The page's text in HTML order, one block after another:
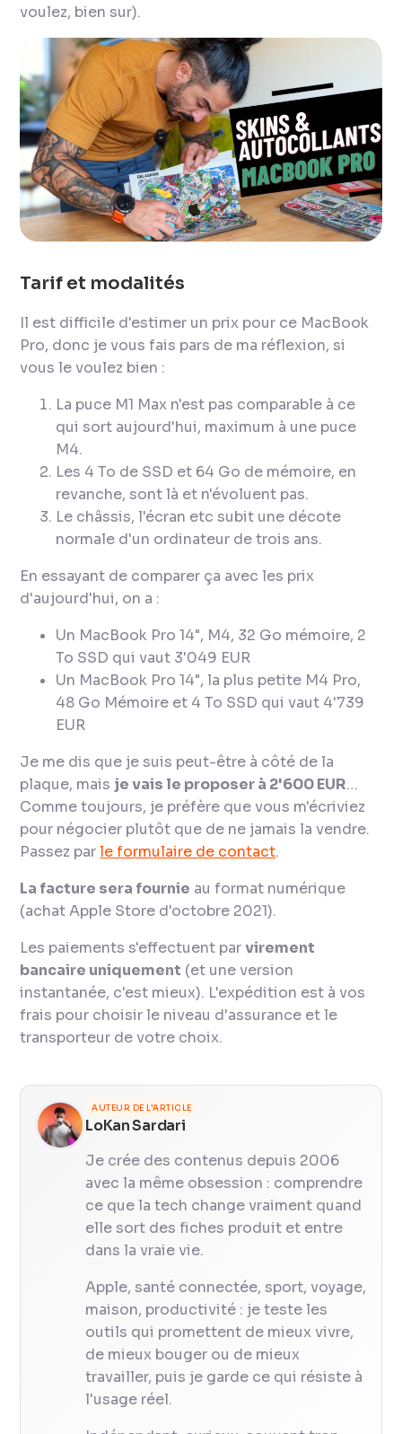
voulez, bien sur).
Tarif et modalités
Il est difficile d'estimer un prix pour ce MacBook
Pro, donc je vous fais pars de ma réflexion, si
vous le voulez bien :
La puce M1 Max n'est pas comparable à ce
qui sort aujourd'hui, maximum à une puce
M4.
Les 4 To de SSD et 64 Go de mémoire, en
revanche, sont là et n'évoluent pas.
Le châssis, l'écran etc subit une décote
normale d'un ordinateur de trois ans.
En essayant de comparer ça avec les prix
d'aujourd'hui, on a :
Un MacBook Pro 14", M4, 32 Go mémoire, 2
To SSD qui vaut 3'049 EUR
Un MacBook Pro 14", la plus petite M4 Pro,
48 Go Mémoire et 4 To SSD qui vaut 4'739
EUR
Je me dis que je suis peut-être à côté de la
plaque, mais je vais le proposer à 2'600 EUR…
Comme toujours, je préfère que vous m'écriviez
pour négocier plutôt que de ne jamais la vendre.
Passez parle formulaire de contact.
La facture sera fournie au format numérique
(achat Apple Store d'octobre 2021).
Les paiements s'effectuent parvirement
bancaire uniquement (et une version
instantanée, c'est mieux). L'expédition est à vos
frais pour choisir le niveau d'assurance et le
transporteur de votre choix.
AUTEUR DE L'ARTICLE
LoKan Sardari
Je crée des contenus depuis 2006
avec la même obsession : comprendre
ce que la tech change vraiment quand
elle sort des fiches produit et entre
dans la vraie vie.
Apple, santé connectée, sport, voyage,
maison, productivité : je teste les
outils qui promettent de mieux vivre,
de mieux bouger ou de mieux
travailler, puis je garde ce qui résiste à
l'usage réel.